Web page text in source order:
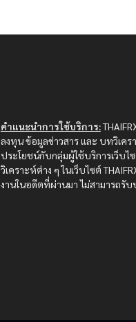
คำแนะนำการใช้บริการ:
ลงทุน ข้อมูลข่าวสาร และ บทวิเค
ประโยชน์กับกลุ่มผู้ใช้บริการเว็บไ
วิเคราะห์ต่าง ๆ ในเว็บไซต์
งานในอดีตที่ผ่านมา ไม่สามารถรั